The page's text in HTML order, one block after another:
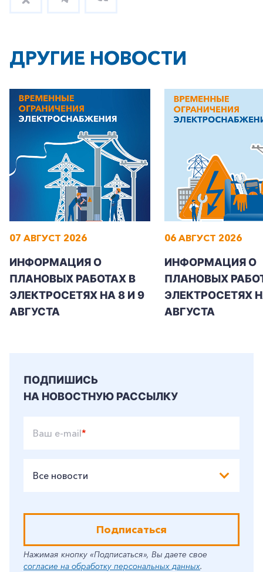
+7-800-700-24-57
Частным клиентам
ДРУГИЕ НОВОСТИ
07 АВГУСТ 2026
ИНФОРМАЦИЯ О
ПЛАНОВЫХ РАБОТАХ В
ЭЛЕКТРОСЕТЯХ НА 8 И 9
АВГУСТА
06 АВГУСТ 2026
ИНФОРМАЦИЯ О
ПЛАНОВЫХ
ЭЛЕКТРОСЕТЯХ
АВГУСТА
ПОДПИШИСЬ
НА НОВОСТНУЮ РАССЫЛКУ
Ваш e-mail*
Все новости
Подписаться
Нажимая кнопку «Подписаться», Вы даете свое
согласие на обработку персональных данных.